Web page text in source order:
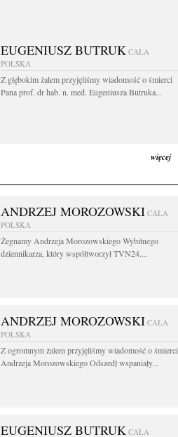
EUGENIUSZ BUTRUK CAŁA
POLSKA
Z głębokim żalem przyjęliśmy wiadomość o śmierci
Pana prof. dr hab. n. med. Eugeniusza Butruka...
więcej
ANDRZEJ MOROZOWSKI CAŁA
POLSKA
Żegnamy Andrzeja Morozowskiego Wybitnego
dziennikarza, który współtworzył TVN24....
ANDRZEJ MOROZOWSKI CAŁA
POLSKA
Z ogromnym żalem przyjęliśmy wiadomość o śmierci
Andrzeja Morozowskiego Odszedł wspaniały...
EUGENIUSZ BUTRUK CAŁA